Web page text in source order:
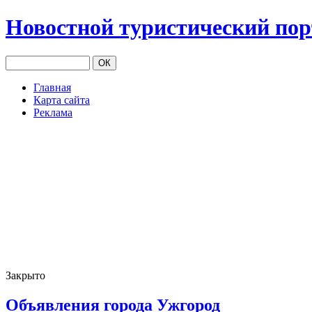
Новостной туристический
Главная
Карта сайта
Реклама
Закрыто
Объявления города Ужгород